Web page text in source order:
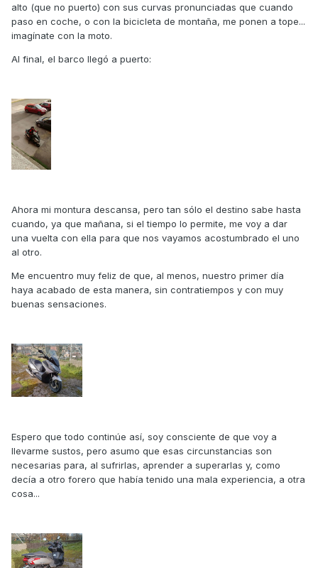
alto (que no puerto) con sus curvas pronunciadas que cuando
paso en coche, o con la bicicleta de montaña, me ponen a tope...
imagínate con la moto.
Al final, el barco llegó a puerto:
Ahora mi montura descansa, pero tan sólo el destino sabe hasta
cuando, ya que mañana, si el tiempo lo permite, me voy a dar
una vuelta con ella para que nos vayamos acostumbrado el uno
al otro.
Me encuentro muy feliz de que, al menos, nuestro primer día
haya acabado de esta manera, sin contratiempos y con muy
buenas sensaciones.
Espero que todo continúe así, soy consciente de que voy a
llevarme sustos, pero asumo que esas circunstancias son
necesarias para, al sufrirlas, aprender a superarlas y, como
decía a otro forero que había tenido una mala experiencia, a otra
cosa...